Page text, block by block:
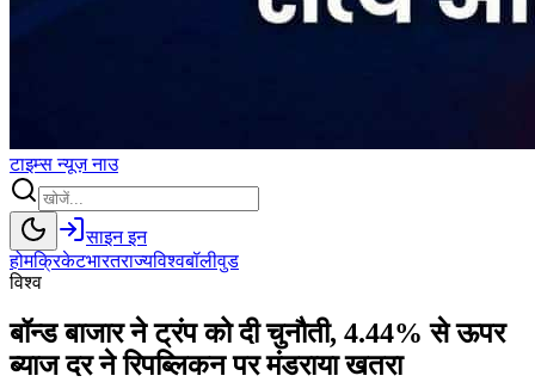
टाइम्सन्यूज़नाउ
साइन इन
होमक्रिकेटभारतराज्यविश्वबॉलीवुड
विश्व
बॉन्ड बाजार ने ट्रंप को दी चुनौती, 4.44% से ऊपर
ब्याज दर ने रिपब्लिकन पर मंडराया खतरा